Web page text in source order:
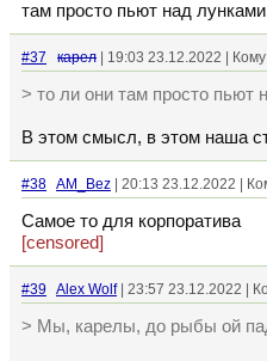
там просто пьют над
#37 кaрел | 19:03 23.12.2022 |
> то ли они там просто пьют
В этом смысл, в этом наша
#38 AM_Bez | 20:13 23.12.2022 |
Самое то для корпоратива
[censored]
#39 Alex Wolf| 23:57 23.12.2022 |
> Мы, карелы, до рыбы ой